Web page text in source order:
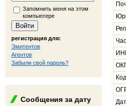
Запомнить меня на этом
компьютере
регистрация для:
Эмитентов
Агентов
Забыли свой пароль?
Сообщения за дату